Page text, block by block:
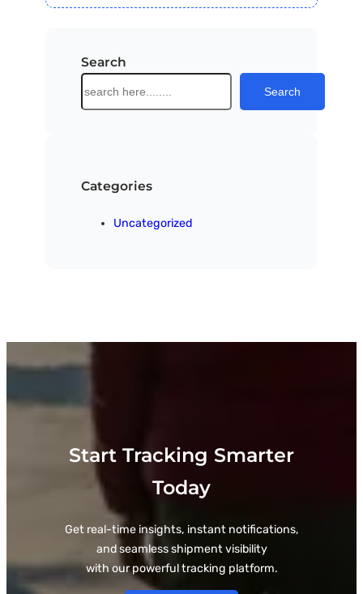
Search
n
Search
Categories
Uncategorized
Start Tracking Smarter
Today
Get real-time insights, instant notifications,
and seamless shipment visibility
with our powerful tracking platform.